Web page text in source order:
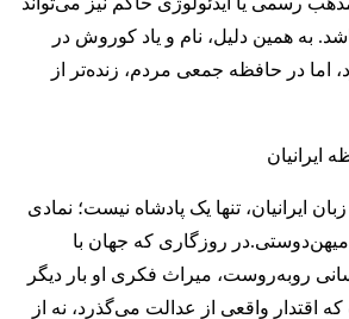
به همین دلیل، نام و یاد کوروش در
اما در حافظه جمعی مردم، زنده‌تر از
ایرانیان
ایرانیان، تنها یک پادشاه نیست؛ نمادی
روزگاری که جهان با
روبه‌روست، میراث فکری او بار دیگر
اقتدار واقعی از عدالت می‌گذرد، نه از